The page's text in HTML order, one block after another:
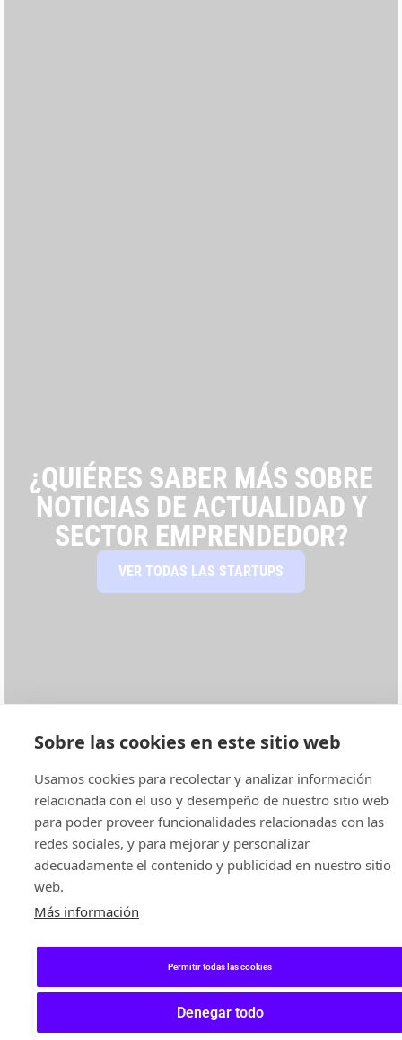
¿QUIÉRES SABER MÁS SOBRE
NOTICIAS DE ACTUALIDAD Y
SECTOR EMPRENDEDOR?
VER TODAS LAS STARTUPS
Sobre las cookies en este sitio web
Usamos cookies para recolectar y analizar información
relacionada con el uso y desempeño de nuestro sitio web
para poder proveer funcionalidades relacionadas con las
redes sociales, y para mejorar y personalizar
adecuadamente el contenido y publicidad en nuestro sitio
web.
Más información
Permitir todas las cookies
Denegar todo